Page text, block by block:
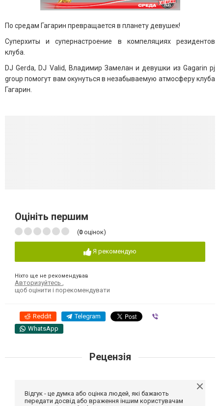
По средам Гагарин превращается в планету девушек!
Суперхиты и супернастроение в компеляциях резидентов
клуба.
DJ Gerda, DJ Valid, Владимир Замелан и девушки из Gagarin pj
group помогут вам окунуться в незабываемую атмосферу клуба
Гагарин.
Оцініть першим
(0 оцінок)
Я рекомендую
Ніхто ще не рекомендував
Авторизуйтесь
щоб оцінити і порекомендувати
Reddit Telegram
WhatsApp
Рецензія
Відгук - це думка або оцінка людей, які бажають
передати досвід або враження іншим користувачам